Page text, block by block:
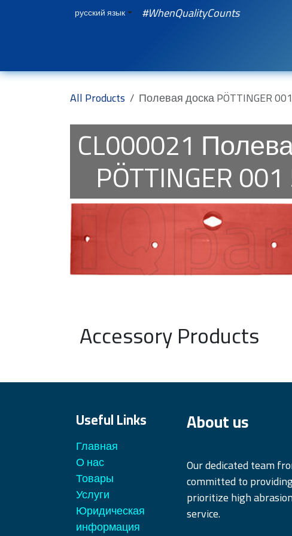
Перейти к содержимому
русский язык #WhenQualityCounts
All Products Полевая доска PÖTTINGER
CL000021
PÖTTINGER
Accessory Products
Useful Links
Главная
О нас
Товары
Услуги
Юридическая
информация
About us
Our dedicated team
committed to
prioritize high
service.